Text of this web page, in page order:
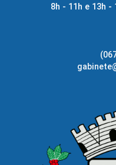
8h - 11h e 13h -